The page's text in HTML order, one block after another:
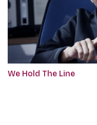
We Hold The Line